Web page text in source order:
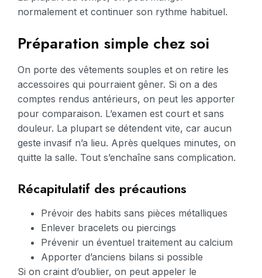
normalement et continuer son rythme habituel.
Préparation simple chez soi
On porte des vêtements souples et on retire les
accessoires qui pourraient gêner. Si on a des
comptes rendus antérieurs, on peut les apporter
pour comparaison. L’examen est court et sans
douleur. La plupart se détendent vite, car aucun
geste invasif n’a lieu. Après quelques minutes, on
quitte la salle. Tout s’enchaîne sans complication.
Récapitulatif des précautions
Prévoir des habits sans pièces métalliques
Enlever bracelets ou piercings
Prévenir un éventuel traitement au calcium
Apporter d’anciens bilans si possible
Si on craint d’oublier, on peut appeler le